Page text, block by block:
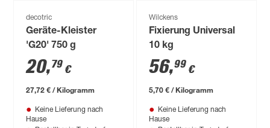
decotric
Geräte-Kleister
'G20' 750 g
20,79 €
27,72 € / Kilogramm
Keine Lieferung nach
Hause
Wilckens
Fixierung Universal
10 kg
56,99 €
5,70 € / Kilogramm
Keine Lieferung nach
Hause